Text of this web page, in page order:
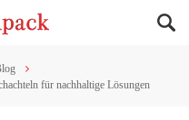
für nachhaltige Lösungen